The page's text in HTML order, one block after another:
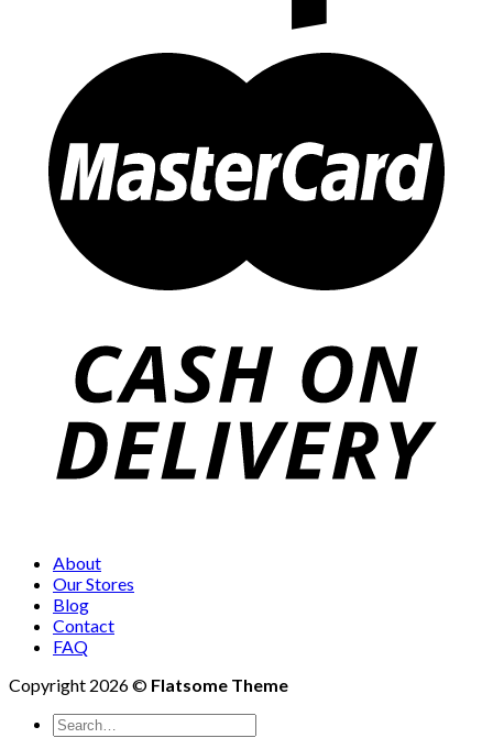
About
Our Stores
Blog
Contact
FAQ
Copyright 2026 © Flatsome Theme
Search
for: